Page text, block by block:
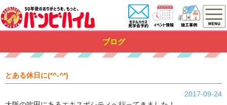
ブログ
とある休日に(*^-^*)
2017-09-24